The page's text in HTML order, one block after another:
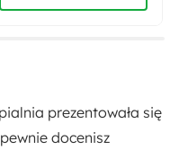
prezentowała się
docenisz